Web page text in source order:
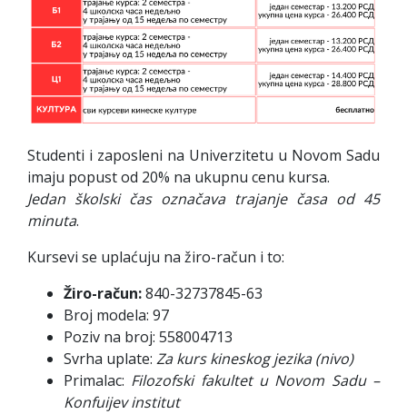
Studenti i zaposleni na Univerzitetu u Novom Sadu
imaju popust od 20% na ukupnu cenu kursa.
Jedan školski čas označava trajanje časa od 45
minuta.
Kursevi se uplaćuju na žiro-račun i to:
Žiro-račun:840-32737845-63
Broj modela: 97
Poziv na broj: 558004713
Svrha uplate: Za kurs kineskog jezika (nivo)
Primalac: Filozofski fakultet u Novom Sadu –
Konfuijev institut